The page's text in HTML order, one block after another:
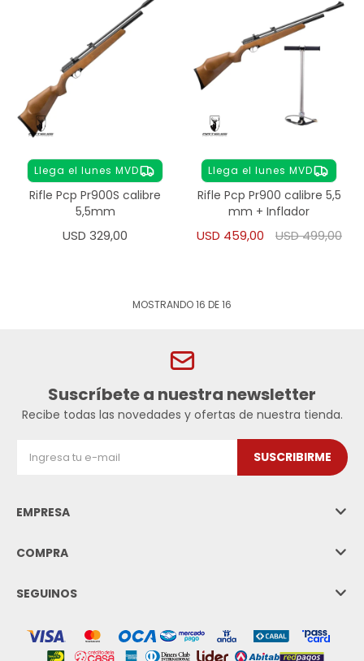
Llega el lunes MVD
Rifle Pcp Pr900S calibre
5,5mm
USD 329,00
Llega el lunes MVD
Rifle Pcp Pr900 calibre 5,5
mm + Inflador
USD 459,00 USD499,00
MOSTRANDO16 DE16
Suscríbete a nuestra newsletter
Recibe todas las novedades y ofertas de nuestra tienda.
SUSCRIBIRME
EMPRESA
COMPRA
SEGUINOS